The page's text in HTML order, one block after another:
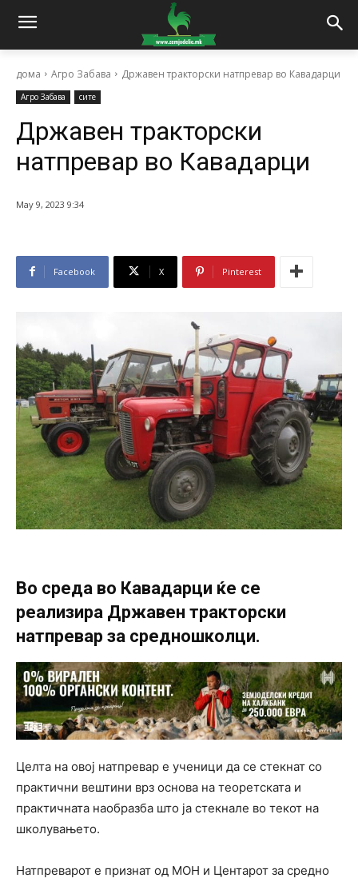
дома Агро Забава Државен тракторски натпревар во Кавадарци
Агро Забава сите
Државен тракторски
натпревар во Кавадарци
May 9, 2023 9:34
Facebook X Pinterest
Во среда во Кавадарци ќе се
реализира Државен тракторски
натпревар за средношколци.
Целта на овој натпревар е ученици да се стекнат со
практични вештини врз основа на теоретската и
практичната наобразба што ја стекнале во текот на
школувањето.
Натпреварот е признат од МОН и Центарот за средно